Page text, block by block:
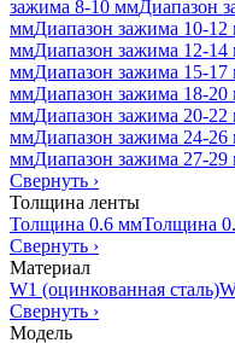
зажима 8-10 ммДиапазон
ммДиапазон зажима 10-
ммДиапазон зажима 12-
ммДиапазон зажима 15-
ммДиапазон зажима 18-
ммДиапазон зажима 20-
ммДиапазон зажима 24-
ммДиапазон зажима 27-
Свернуть ›
Толщина ленты
Толщина 0.6 ммТолщина
Свернуть ›
Материал
W1 (оцинкованная сталь)
Свернуть ›
Модель